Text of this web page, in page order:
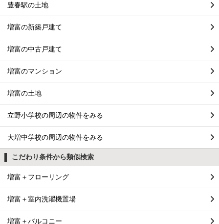
豊春駅の土地
増富の新築戸建て
増富の中古戸建て
増富のマンション
増富の土地
立野小学校の周辺の物件をみる
大増中学校の周辺の物件をみる
こだわり条件から類似検索
増富＋フローリング
増富＋室内洗濯機置場
増富＋バルコニー